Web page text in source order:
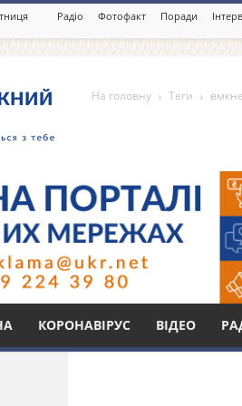
Радіо Фотофакт Поради
КОРОНАВІРУС ВІДЕО
На головну Теги